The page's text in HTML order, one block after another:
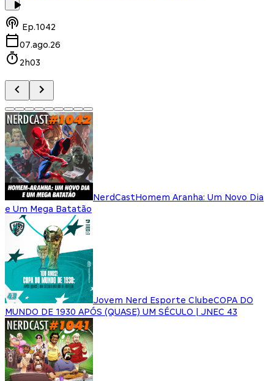
Ep.1042
07.ago.26
2h03
NerdCastHomem Aranha: Um Novo Dia
e Um Mega Batatão
Jovem Nerd Esporte ClubeCOPA DO
MUNDO DE 1930 APÓS (QUASE) UM SÉCULO | JNEC 43